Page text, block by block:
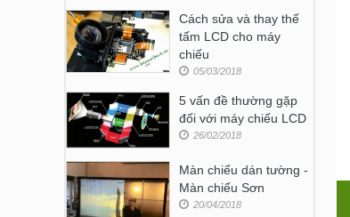
Cách sửa và thay thế
tấm LCD cho máy
chiếu
05/03/2018
5 vấn đề thường gặp
đối với máy chiếu LCD
26/02/2018
Màn chiếu dán tường -
Màn chiếu Sơn
20/04/2018